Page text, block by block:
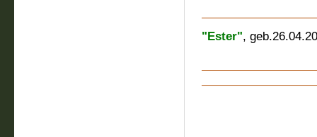
"Ester",